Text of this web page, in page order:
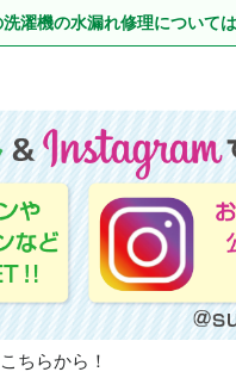
濯機の水漏れ修理について
ちらから！